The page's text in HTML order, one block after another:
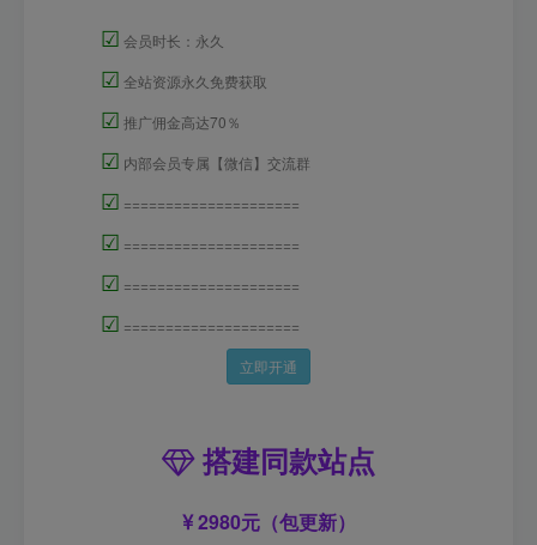
☑ 会员时长：永久
☑ 全站资源永久免费获取
☑ 推广佣金高达70％
☑ 内部会员专属【微信】交流群
☑ =====================
☑ =====================
☑ =====================
☑ =====================
立即开通
搭建同款站点
2980元（包更新）